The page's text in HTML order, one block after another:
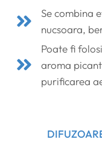
Se combina
nucsoara,
Poate fi
aroma
purificarea